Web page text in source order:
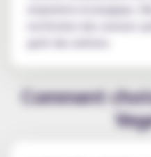
empreinte écologique.
Comment